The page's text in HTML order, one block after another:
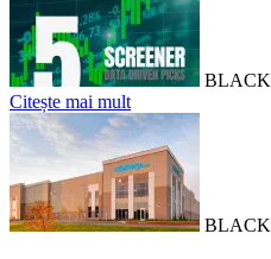
BLACK
Citește mai mult
BLACK